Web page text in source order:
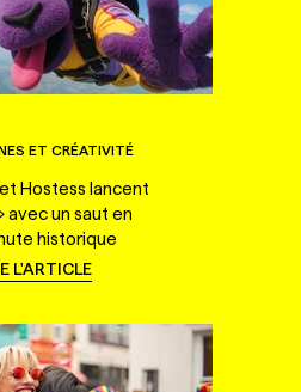
ET CRÉATIVITÉ
Hostess lancent
avec un saut en
historique
L'ARTICLE